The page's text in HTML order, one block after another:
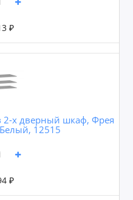
₽
2-х дверный шкаф, Фрея
12515
₽